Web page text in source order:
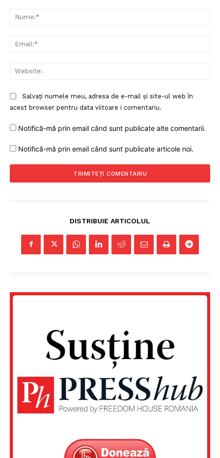
FREEDOM HOUSE ROMÂNIA
PRESShub
Despre noi / Echipa
Salvați numele meu, adresa de e-mail și site-ul web în
acest browser pentru data viitoare i comentariu.
Notifică-mă prin email când sunt publicate alte comentarii.
Notifică-mă prin email când sunt publicate articole noi.
DISTRIBUIE ARTICOLUL